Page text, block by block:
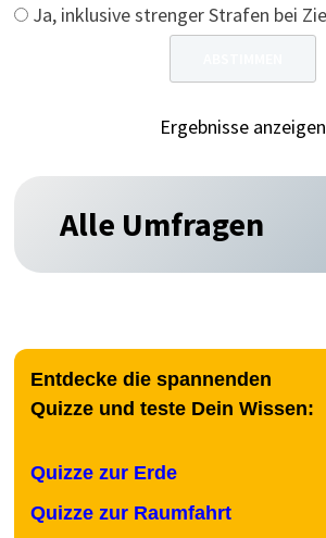
Ja, inklusive strenger Strafen bei
Ergebnisse anzeigen
Alle Umfragen
Entdecke die spannenden
Quizze und teste Dein Wissen:
Quizze zur Erde
Quizze zur Raumfahrt